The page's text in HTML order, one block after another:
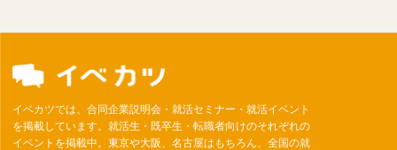
イベカツでは、合同企業説明会・就活セミナー・就活イベント
を掲載しています。就活生・既卒生・転職者向けのそれぞれの
イベントを掲載中。東京や大阪、名古屋はもちろん、全国の就